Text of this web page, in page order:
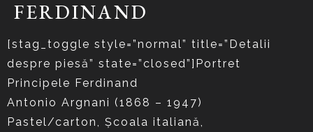
FERDINAND
[stag_toggle style=”normal” title=”Detalii
despre piesă” state=”closed”]Portret
Principele Ferdinand
Antonio Argnani (1868 – 1947)
Pastel/carton, Şcoala italiană,